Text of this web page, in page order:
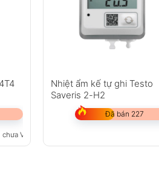
giá trị đo (0~2000 ppm)
ghi < 10 giây)
chưa VAT 8%
Nhiệt ẩm kế tự ghi Testo
Saveris 2-H2
Đã bán 227